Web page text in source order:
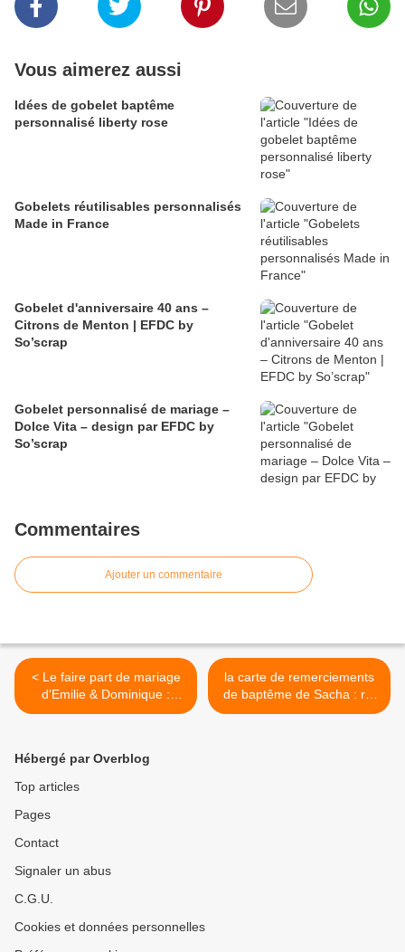
Vous aimerez aussi
Idées de gobelet baptême
personnalisé liberty rose
Gobelets réutilisables personnalisés
Made in France
Gobelet d'anniversaire 40 ans –
Citrons de Menton | EFDC by
So’scrap
Gobelet personnalisé de mariage –
Dolce Vita – design par EFDC by
So’scrap
Commentaires
Ajouter un commentaire
< Le faire part de mariage
d'Emilie & Dominique :
vélo/tandem
la carte de remerciements
de baptême de Sacha : roi
lion marque page >
Hébergé par Overblog
Top articles
Pages
Contact
Signaler un abus
C.G.U.
Cookies et données personnelles